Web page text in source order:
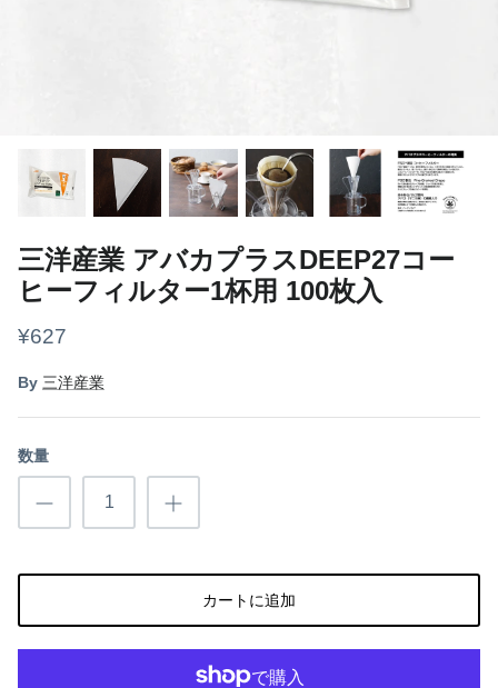
焚き火
グランドシート
スリーピング
その他
ino/uto(イノ/ウト)
三洋産業 アバカプラスDEEP27コー
ヒーフィルター1杯用 100枚入
¥627
By 三洋産業
数量
カートに追加